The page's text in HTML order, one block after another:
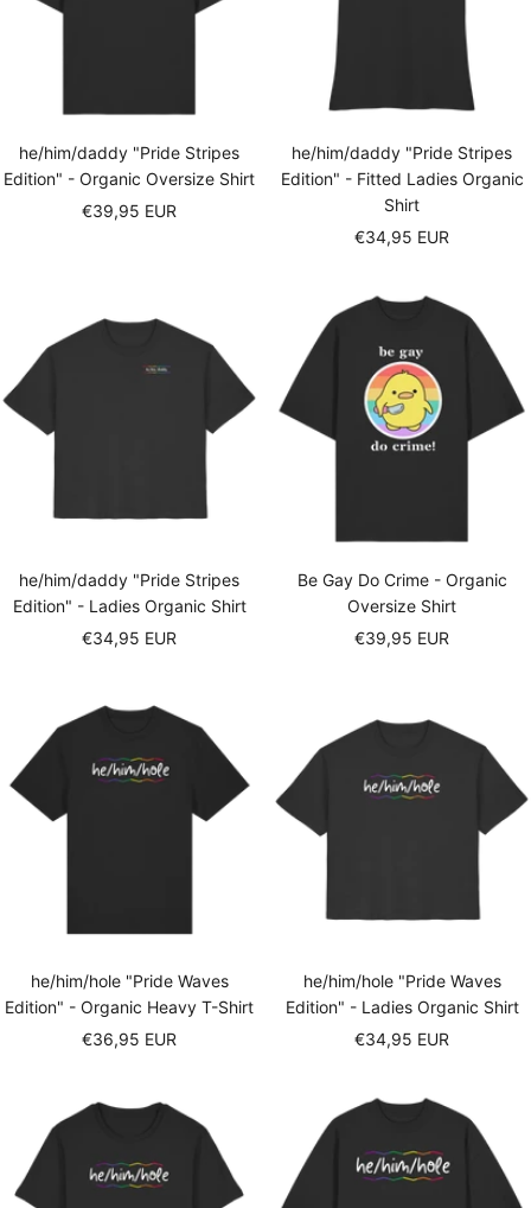
he/him/daddy "Pride Stripes
Edition" - Organic Oversize Shirt
Sale
€39,95 EUR
he/him/daddy "Pride Stripes
Edition" - Fitted Ladies Organic
Shirt
Sale
€34,95 EUR
he/him/daddy "Pride Stripes
Edition" - Ladies Organic Shirt
Sale
€34,95 EUR
Be Gay Do Crime - Organic
Oversize Shirt
Sale
€39,95 EUR
he/him/hole "Pride Waves
Edition" - Organic Heavy T-Shirt
Sale
€36,95 EUR
he/him/hole "Pride Waves
Edition" - Ladies Organic Shirt
Sale
€34,95 EUR